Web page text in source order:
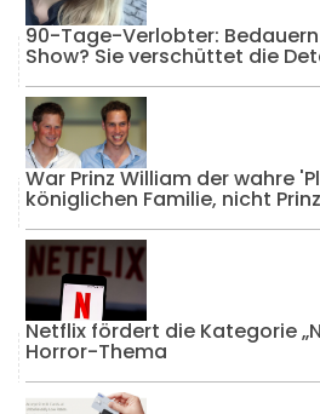
90-Tage-Verlobter:
Show? Sie verschüttet die
War Prinz William der wahre
königlichen Familie, nicht
Netflix fördert die Kategorie
Horror-Thema